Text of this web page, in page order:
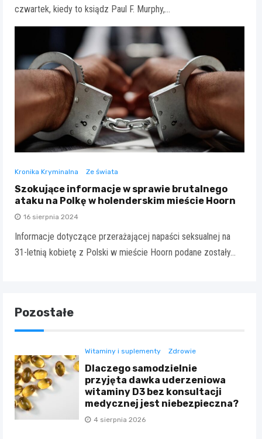
czwartek, kiedy to ksiądz Paul F. Murphy,…
Kronika Kryminalna Ze świata
Szokujące informacje w sprawie brutalnego
ataku na Polkę w holenderskim mieście Hoorn
16 sierpnia 2024
Informacje dotyczące przerażającej napaści seksualnej na
31-letnią kobietę z Polski w mieście Hoorn podane zostały…
Pozostałe
Witaminy i suplementy Zdrowie
Dlaczego samodzielnie
przyjęta dawka uderzeniowa
witaminy D3 bez konsultacji
medycznej jest niebezpieczna?
4 sierpnia 2026